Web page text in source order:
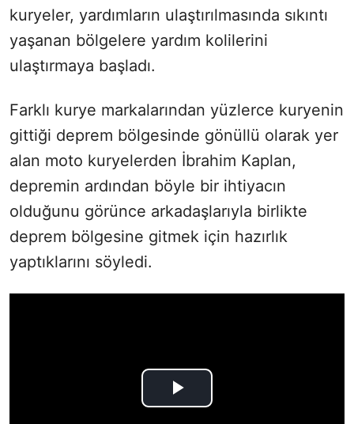
kuryeler, yardımların ulaştırılmasında sıkıntı
yaşanan bölgelere yardım kolilerini
ulaştırmaya başladı.
Farklı kurye markalarından yüzlerce kuryenin
gittiği deprem bölgesinde gönüllü olarak yer
alan moto kuryelerden İbrahim Kaplan,
depremin ardından böyle bir ihtiyacın
olduğunu görünce arkadaşlarıyla birlikte
deprem bölgesine gitmek için hazırlık
yaptıklarını söyledi.